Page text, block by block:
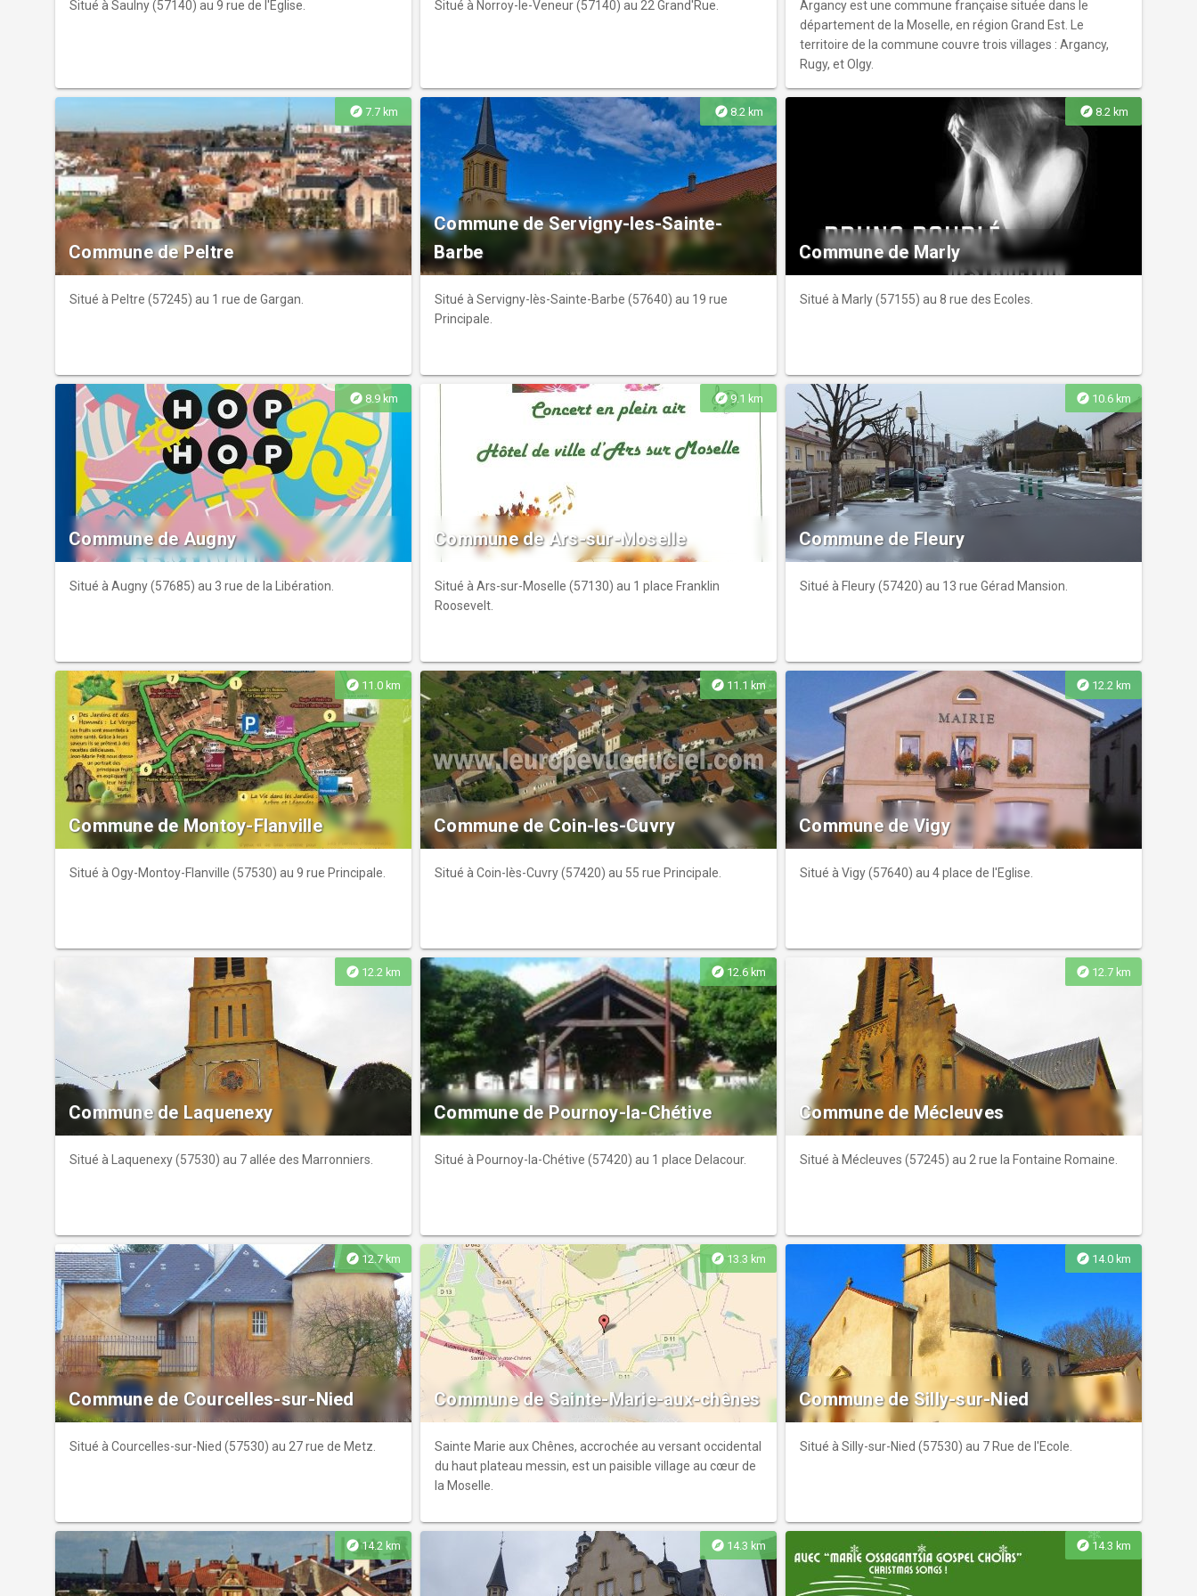
l'autre en une piste cyclable, pour permettre à chacun de
flâner au bord de l'eau.
Situé à Saulny (57140) au 9 rue de l'Eglise. Situé à Norroy-le-Veneur (57140) au 22 Grand'Rue.
Argancy est une commune française située dans le
département de la Moselle, en région Grand Est. Le
territoire de la commune couvre trois villages : Argancy,
Rugy, et Olgy.
explore 7.7 km
Commune de Peltre
Situé à Peltre (57245) au 1 rue de Gargan.
explore 8.2 km
Commune de Servigny-les-Sainte-
Barbe
Situé à Servigny-lès-Sainte-Barbe (57640) au 19 rue
Principale.
explore 8.2 km
Commune de Marly
Situé à Marly (57155) au 8 rue des Ecoles.
explore 8.9 km
Commune de Augny
Situé à Augny (57685) au 3 rue de la Libération.
explore9.1 km
Commune de Ars-sur-Moselle
Situé à Ars-sur-Moselle (57130) au 1 place Franklin
Roosevelt.
explore 10.6 km
Commune de Fleury
Situé à Fleury (57420) au 13 rue Gérad Mansion.
explore 11.0 km
Commune de Montoy-Flanville
Situé à Ogy-Montoy-Flanville (57530) au 9 rue Principale.
explore 11.1 km
Commune de Coin-les-Cuvry
Situé à Coin-lès-Cuvry (57420) au 55 rue Principale.
explore 12.2 km
Commune de Vigy
Situé à Vigy (57640) au 4 place de l'Eglise.
explore 12.2 km
Commune de Laquenexy
Situé à Laquenexy (57530) au 7 allée des Marronniers.
explore 12.6 km
Commune de Pournoy-la-Chétive
Situé à Pournoy-la-Chétive (57420) au 1 place Delacour.
explore 12.7 km
Commune de Mécleuves
Situé à Mécleuves (57245) au 2 rue la Fontaine Romaine.
explore 12.7 km
Commune de Courcelles-sur-Nied
Situé à Courcelles-sur-Nied (57530) au 27 rue de Metz.
explore 13.3 km
Commune de Sainte-Marie-aux-chênes
Sainte Marie aux Chênes, accrochée au versant occidental
du haut plateau messin, est un paisible village au cœur de
la Moselle.
explore 14.0 km
Commune de Silly-sur-Nied
Situé à Silly-sur-Nied (57530) au 7 Rue de l'Ecole.
explore 14.2 km explore 14.3 km explore 14.3 km